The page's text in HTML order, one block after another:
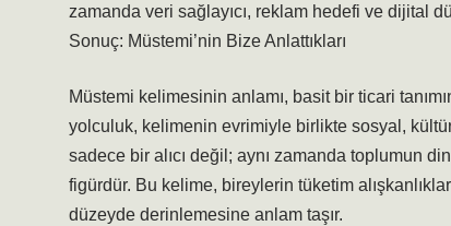
zamanda veri sağlayıcı, reklam hedefi ve dijital
Sonuç: Müstemi’nin Bize Anlattıkları
Müstemi kelimesinin anlamı, basit bir ticari
yolculuk, kelimenin evrimiyle birlikte sosyal,
sadece bir alıcı değil; aynı zamanda toplumun
figürdür. Bu kelime, bireylerin tüketim
düzeyde derinlemesine anlam taşır.